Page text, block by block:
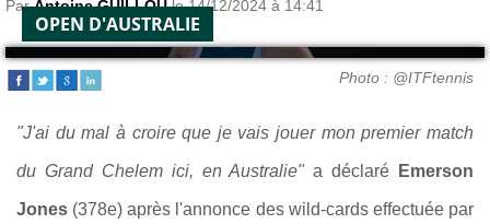
ParAntoine GUILLOUle 14/12/2024 à 14:41
OPEN D'AUSTRALIE
Photo : @ITFtennis
"J'ai du mal à croire que je vais jouer mon premier match
du Grand Chelem ici, en Australie"a déclaré Emerson
Jones (378e) après l'annonce des wild-cards effectuée par